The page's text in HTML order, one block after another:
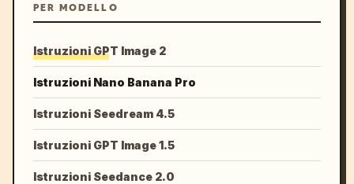
PER MODELLO
Istruzioni GPT Image 2
Istruzioni Nano Banana Pro
Istruzioni Seedream 4.5
Istruzioni GPT Image 1.5
Istruzioni Seedance 2.0